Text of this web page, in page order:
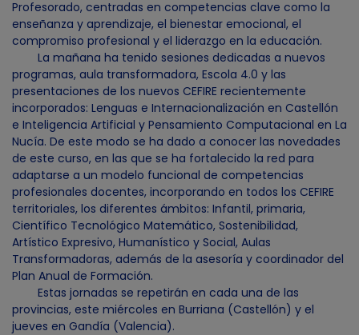
Profesorado, centradas en competencias clave como la
enseñanza y aprendizaje, el bienestar emocional, el
compromiso profesional y el liderazgo en la educación.
La mañana ha tenido sesiones dedicadas a nuevos
programas, aula transformadora, Escola 4.0 y las
presentaciones de los nuevos CEFIRE recientemente
incorporados: Lenguas e Internacionalización en Castellón
e Inteligencia Artificial y Pensamiento Computacional en La
Nucía. De este modo se ha dado a conocer las novedades
de este curso, en las que se ha fortalecido la red para
adaptarse a un modelo funcional de competencias
profesionales docentes, incorporando en todos los CEFIRE
territoriales, los diferentes ámbitos: Infantil, primaria,
Científico Tecnológico Matemático, Sostenibilidad,
Artístico Expresivo, Humanístico y Social, Aulas
Transformadoras, además de la asesoría y coordinador del
Plan Anual de Formación.
Estas jornadas se repetirán en cada una de las
provincias, este miércoles en Burriana (Castellón) y el
jueves en Gandía (Valencia).